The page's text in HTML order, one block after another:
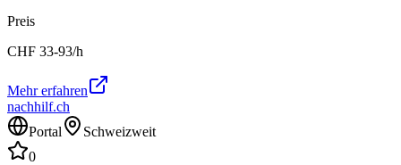
Preis
CHF 33-93/h
Mehr erfahren
nachhilf.ch
Portal
Schweizweit
0